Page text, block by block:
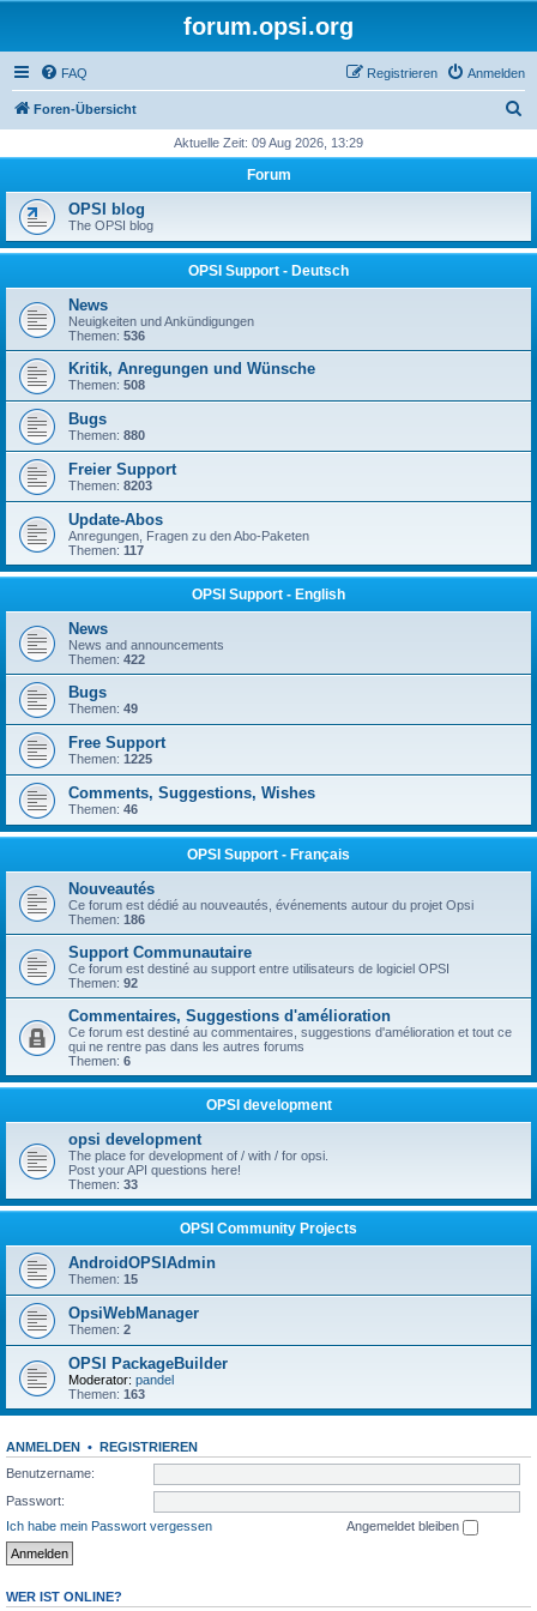
forum.opsi.org
FAQ Anmelden
Registrieren
Foren-Übersicht
h
Aktuelle Zeit: 09 Aug 2026, 13:29
Forum
OPSI blog
The OPSI blog
OPSI Support - Deutsch
News
Neuigkeiten und Ankündigungen
Themen: 536
Kritik, Anregungen und Wünsche
Themen: 508
Bugs
Themen: 880
Freier Support
Themen: 8203
Update-Abos
Anregungen, Fragen zu den Abo-Paketen
Themen: 117
OPSI Support - English
News
News and announcements
Themen: 422
Bugs
Themen: 49
Free Support
Themen: 1225
Comments, Suggestions, Wishes
Themen: 46
OPSI Support - Français
Nouveautés
Ce forum est dédié au nouveautés, événements autour du projet Opsi
Themen: 186
Support Communautaire
Ce forum est destiné au support entre utilisateurs de logiciel OPSI
Themen: 92
Commentaires, Suggestions d'amélioration
Ce forum est destiné au commentaires, suggestions d'amélioration et tout ce
qui ne rentre pas dans les autres forums
Themen: 6
OPSI development
opsi development
The place for development of / with / for opsi.
Post your API questions here!
Themen: 33
OPSI Community Projects
AndroidOPSIAdmin
Themen: 15
OpsiWebManager
Themen: 2
OPSI PackageBuilder
Moderator: pandel
Themen: 163
ANMELDEN • REGISTRIEREN
Benutzername:
Passwort:
Ich habe mein Passwort vergessen
Angemeldet bleiben
WER IST ONLINE?